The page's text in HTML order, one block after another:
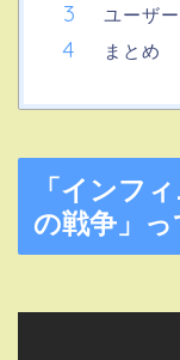
ユーザ
まとめ
「インフ
の戦争」